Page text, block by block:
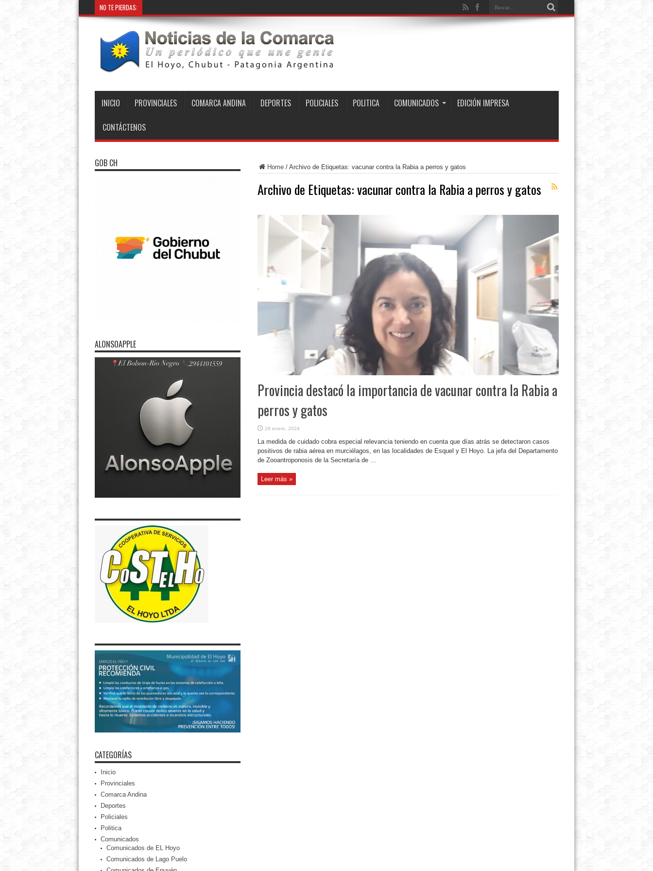
NO TE PIERDAS:
INICIO PROVINCIALES COMARCA ANDINA DEPORTES POLICIALES POLITICA COMUNICADOS EDICIÓN IMPRESA
CONTÁCTENOS
Home/ Archivo de Etiquetas: vacunar contra la Rabia a perros y gatos
Archivo de Etiquetas:vacunar contra la Rabia a perros y gatos
Provincia destacó la importancia de vacunar contra la Rabia a
perros y gatos
26 enero, 2024
La medida de cuidado cobra especial relevancia teniendo en cuenta que días atrás se detectaron casos
positivos de rabia aérea en murciélagos, en las localidades de Esquel y El Hoyo. La jefa del Departamento
de Zooantroponosis de la Secretaría de ...
Leer más »
GOB CH
ALONSOAPPLE
CATEGORÍAS
Inicio
Provinciales
Comarca Andina
Deportes
Policiales
Politica
Comunicados
Comunicados de EL Hoyo
Comunicados de Lago Puelo